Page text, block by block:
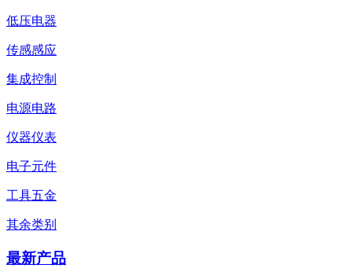
低压电器
传感感应
集成控制
电源电路
仪器仪表
电子元件
工具五金
其余类别
最新产品